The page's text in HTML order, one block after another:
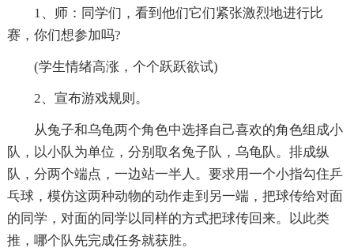
1、师：同学们，看到他们它们紧张激烈地进行比
赛，你们想参加吗?
(学生情绪高涨，个个跃跃欲试)
2、宣布游戏规则。
从兔子和乌龟两个角色中选择自己喜欢的角色组成小
队，以小队为单位，分别取名兔子队，乌龟队。排成纵
队，分两个端点，一边站一半人。要求用一个小指勾住乒
乓球，模仿这两种动物的动作走到另一端，把球传给对面
的同学，对面的同学以同样的方式把球传回来。以此类
推，哪个队先完成任务就获胜。